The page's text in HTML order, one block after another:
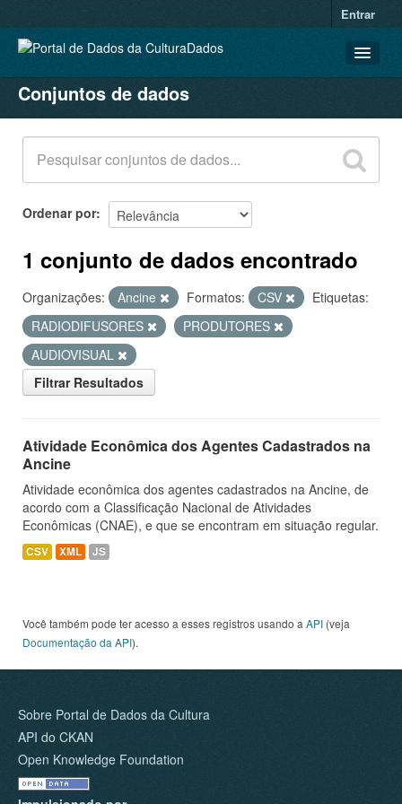
Entrar
CONJUNTOS DE DADOS
ORGANIZAÇÕES
GRUPOS
SOBRE
Conjuntos de dados
Ordenar por
1 conjunto de dados encontrado
Organizações: Ancine Formatos: CSV
Etiquetas:
RADIODIFUSORES
PRODUTORES
AUDIOVISUAL
Filtrar Resultados
Atividade Econômica dos Agentes Cadastrados na
Ancine
Atividade econômica dos agentes cadastrados na Ancine, de
acordo com a Classificação Nacional de Atividades
Econômicas (CNAE), e que se encontram em situação regular.
CSV XML JS
Você também pode ter acesso a esses registros usando a API (veja
Documentação da API).
Sobre Portal de Dados da Cultura
API do CKAN
Open Knowledge Foundation